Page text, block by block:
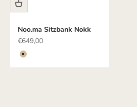
Noo.ma Sitzbank Nokk
Angebot
€649,00
Farbe
Beige